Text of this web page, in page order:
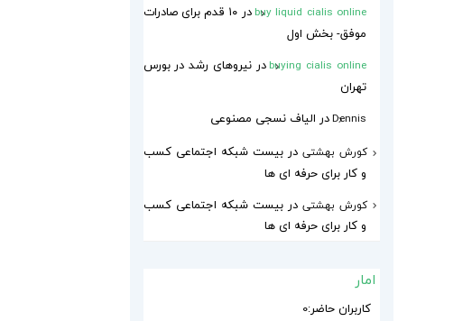
buy liquid cialis onlineدر
۱۰ قدم برای صادرات
موفق- بخش اول
buying cialis onlineدرنیروهای رشد در بورس
تهران
Dennisدر الیاف نسجی مصنوعی
کورش بهشتی دربیست شبکه اجتماعی کسب
و کار برای حرفه ای ها
کورش بهشتی دربیست شبکه اجتماعی کسب
و کار برای حرفه ای ها
امار
کاربران حاضر:0